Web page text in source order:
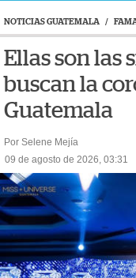
NOTICIAS GUATEMALA /
Ellas son las
buscan la
Guatemala
Por Selene Mejía
09 de agosto de 2026, 03:31